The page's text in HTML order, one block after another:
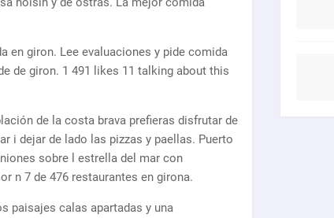
en giron. Lee evaluaciones y pide comida
de giron. 1 491 likes 11 talking about this
de la costa brava prefieras disfrutar de
i dejar de lado las pizzas y paellas. Puerto
sobre l estrella del mar con
n 7 de 476 restaurantes en girona.
paisajes calas apartadas y una